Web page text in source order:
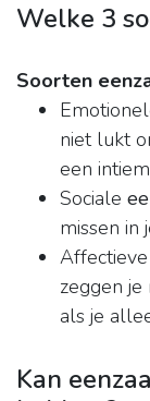
Welke 3
Soorten
niet lukt
een
Sociale
missen in
Affectieve
zeggen
als je
Kan